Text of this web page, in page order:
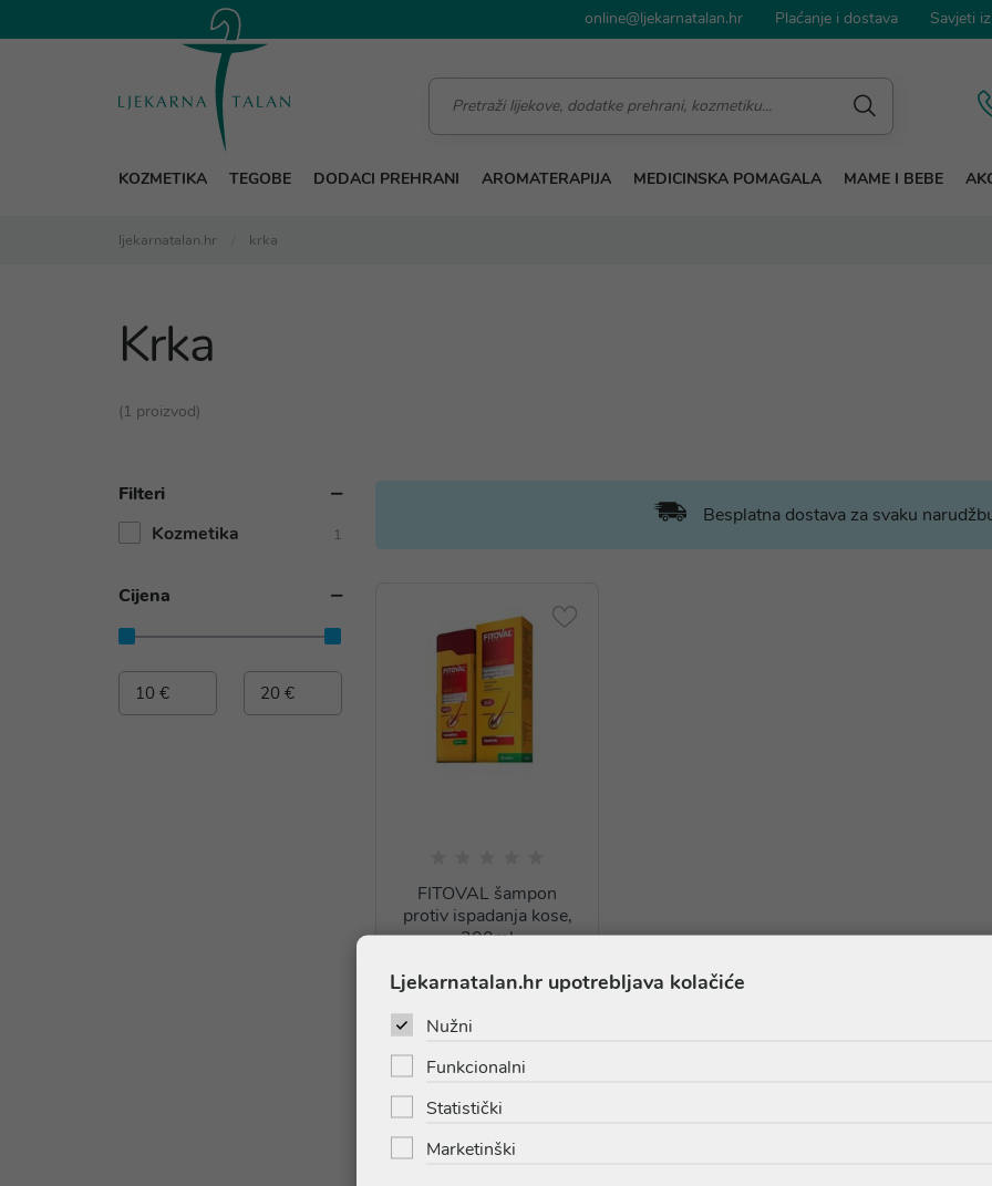
online@ljekarnatalan.hr Plaćanje i dostava Savjeti
KOZMETIKA TEGOBE DODACI PREHRANI AROMATERAPIJA MEDICINSKA POMAGALA MAME I BEBE
ljekarnatalan.hr krka
Krka
(1 proizvod)
Filteri
Kozmetika
1
Cijena
Besplatna dostava za svaku
FITOVAL šampon
protiv ispadanja kose,
200ml
11,40 €
Dodaj u košaricu
Ljekarnatalan.hr upotrebljava kolačiće
Nužni
Funkcionalni
Statistički
Marketinški